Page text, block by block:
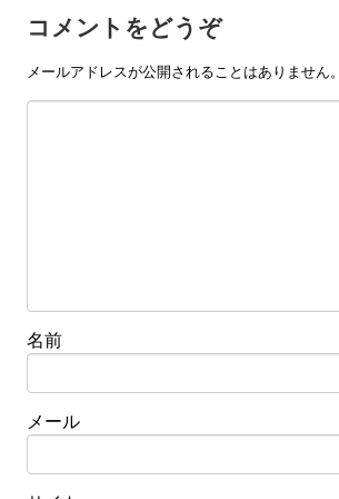
コメントをどうぞ
メールアドレスが公開されることはありません
名前
メール